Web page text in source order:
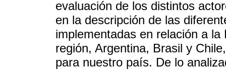
evaluación de los distintos
en la descripción de las
implementadas en relación a
región, Argentina, Brasil y
para nuestro país. De lo